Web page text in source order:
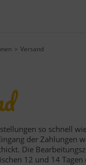
Versand
so schnell
der Zahlungen
Die
12 und 14 Tagen